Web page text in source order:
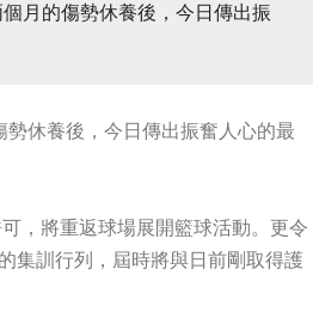
月的傷勢休養後，今日傳出振
休養後，今日傳出振奮人心的最
，將重返球場展開籃球活動。更令
集訓行列，屆時將與日前剛取得護